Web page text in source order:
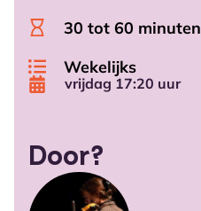
30 tot 60 minuten
Wekelijks
vrijdag 17:20 uur
Door?